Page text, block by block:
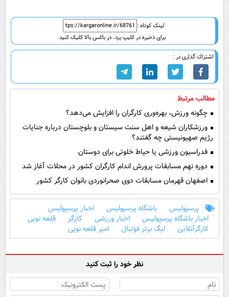
لینک کوتاه :
برای ذخیره در کلیپ برد، در باکس بالا کلیک کنید
اشتراک گذاری در :
مطالب مرتبط
چگونه ورزش، بهره‌وری کارگران را افزایش می‌دهد؟
ورزشکاران شیعه و اهل سنت سیستان و بلوچستان درباره جنایات
رژیم صهیونیستی چه گفتند؟
فدراسیون ورزشی یا حیاط خلوتی برای دوستان
دوره نهم مسابقات پرورش اندام کارگران کشور در محلات آغاز شد
اصفهان قهرمان مسابقات دوی صحرانوردی بانوان کارگر کشور
پرسپولیس باشگاه پرسپولیس
اخبار پرسپولیس
اخبار باشگاه پرسپولیس
اخبار ورزشی کارگر
قلعه نویی
کارگرآنلاین
لیگ برتر فوتبال امیر قلعه نویی
نظر خود را ثبت کنید